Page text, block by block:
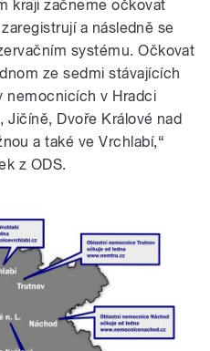
kraji začneme očkovat
a následně se
systému. Očkovat
ze sedmi stávajících
nemocnicích v Hradci
Jičíně, Dvoře Králové nad
a také ve Vrchlabí,“
z ODS.